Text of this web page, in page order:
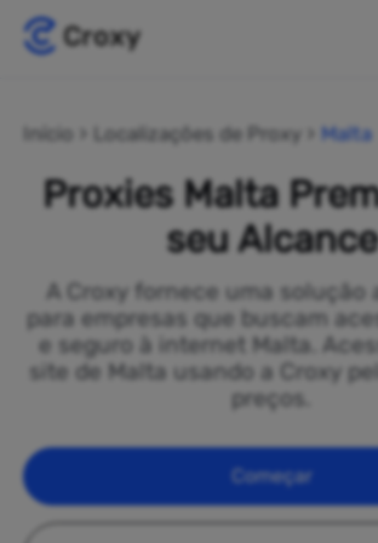
Início Localizações de Proxy Malta
Proxies Malta
seu Alcance
A Croxy fornece uma solução
para empresas que buscam
e seguro à internet Malta.
site de Malta usando a Croxy
preços.
Começar